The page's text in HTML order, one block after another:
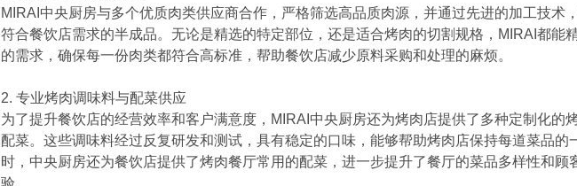
MIRAI中央厨房与多个优质肉类供应商合作，严格筛选高品质肉源，并通过先进的加工技术
符合餐饮店需求的半成品。无论是精选的特定部位，还是适合烤肉的切割规格，MIRAI都能
的需求，确保每一份肉类都符合高标准，帮助餐饮店减少原料采购和处理的麻烦。
2. 专业烤肉调味料与配菜供应
为了提升餐饮店的经营效率和客户满意度，MIRAI中央厨房还为烤肉店提供了多种定制化的
配菜。这些调味料经过反复研发和测试，具有稳定的口味，能够帮助烤肉店保持每道菜品的
时，中央厨房还为餐饮店提供了烤肉餐厅常用的配菜，进一步提升了餐厅的菜品多样性和顾
验。